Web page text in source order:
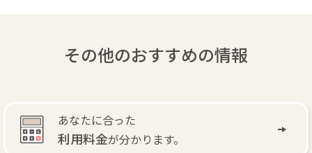
その他のおすすめの情報
あなたに合った
利用料金が分かります。